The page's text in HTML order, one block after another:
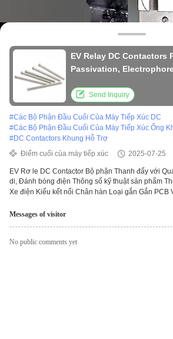
EV Relay DC Contactors
Passivation,
Send Inquiry
#Các Bộ Phận Đầu Cuối Của Máy Tiếp Xúc DC
#Các Bộ Phận Đầu Cuối Của Máy Tiếp Xúc Ống
#DC Contactors Khung Hỗ Trợ
Điểm cuối của máy tiếp xúc
2025-07-25
EV Rơ le DC Contactor Bộ phận Thanh đẩy với
di, Đánh bóng điện Thông số kỹ thuật sản phẩm
Xe điện Kiểu kết nối Chân hàn Loại gắn Gắn PCB
Messages of visitor
No public comments yet